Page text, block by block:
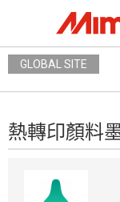
GLOBAL SITE
熱轉印顏料